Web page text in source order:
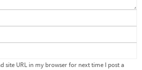
site URL in my browser for next time I post a